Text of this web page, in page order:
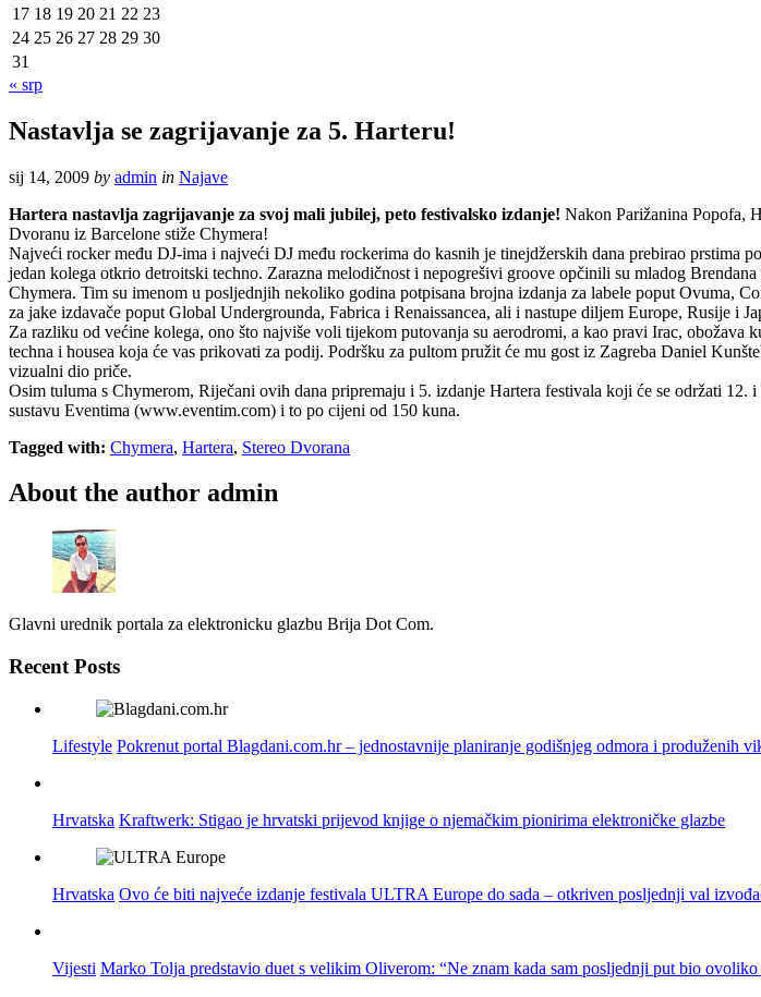
17 18 19 20 21 22 23
24 25 26 27 28 29 30
31
« srp
Nastavlja se zagrijavanje za 5. Harteru!
sij 14, 2009 by admin in Najave
Hartera nastavlja zagrijavanje za svoj mali jubilej, peto festivalsko izdanje! Nakon Parižanina Popofa,
Dvoranu iz Barcelone stiže Chymera!
Najveći rocker među DJ-ima i najveći DJ među rockerima do kasnih je tinejdžerskih dana prebirao
jedan kolega otkrio detroitski techno. Zarazna melodičnost i nepogrešivi groove opčinili su mladog
Chymera. Tim su imenom u posljednjih nekoliko godina potpisana brojna izdanja za labele poput Ovuma,
za jake izdavače poput Global Undergrounda, Fabrica i Renaissancea, ali i nastupe diljem Europe, Rusije i
Za razliku od većine kolega, ono što najviše voli tijekom putovanja su aerodromi, a kao pravi Irac,
techna i housea koja će vas prikovati za podij. Podršku za pultom pružit će mu gost iz Zagreba Daniel
vizualni dio priče.
Osim tuluma s Chymerom, Riječani ovih dana pripremaju i 5. izdanje Hartera festivala koji će se održati
sustavu Eventima (www.eventim.com) i to po cijeni od 150 kuna.
Tagged with: Chymera, Hartera, Stereo Dvorana
About the author admin
Glavni urednik portala za elektronicku glazbu Brija Dot Com.
Recent Posts
Lifestyle Pokrenut portal Blagdani.com.hr – jednostavnije planiranje godišnjeg odmora i produženih
Hrvatska Kraftwerk: Stigao je hrvatski prijevod knjige o njemačkim pionirima elektroničke glazbe
Hrvatska Ovo će biti najveće izdanje festivala ULTRA Europe do sada – otkriven posljednji val
Vijesti Marko Tolja predstavio duet s velikim Oliverom: “Ne znam kada sam posljednji put bio ovoliko